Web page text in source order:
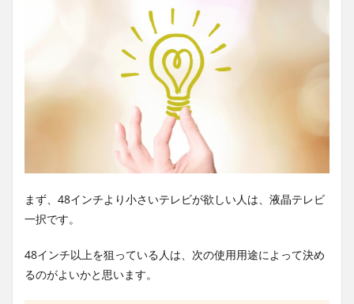
まず、48インチより小さいテレビが欲しい人は、液晶テレビ
一択です。
48インチ以上を狙っている人は、次の使用用途によって決め
るのがよいかと思います。